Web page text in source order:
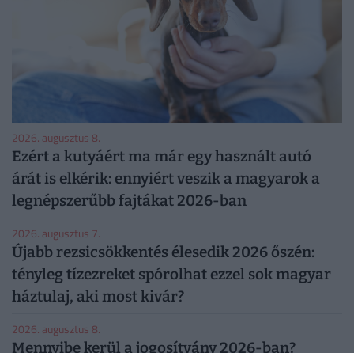
2026. augusztus 8.
Ezért a kutyáért ma már egy használt autó
árát is elkérik: ennyiért veszik a magyarok a
legnépszerűbb fajtákat 2026-ban
2026. augusztus 7.
Újabb rezsicsökkentés élesedik 2026 őszén:
tényleg tízezreket spórolhat ezzel sok magyar
háztulaj, aki most kivár?
2026. augusztus 8.
Mennyibe kerül a jogosítvány 2026-ban?